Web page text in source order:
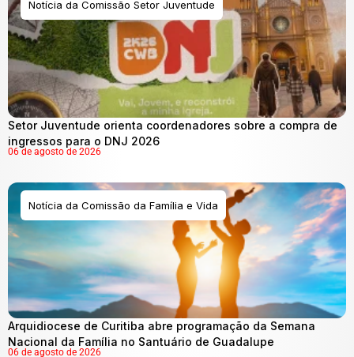
Notícia da Comissão Setor Juventude
Setor Juventude orienta coordenadores sobre a compra de
ingressos para o DNJ 2026
06 de agosto de 2026
Notícia da Comissão da Família e Vida
Arquidiocese de Curitiba abre programação da Semana
Nacional da Família no Santuário de Guadalupe
06 de agosto de 2026